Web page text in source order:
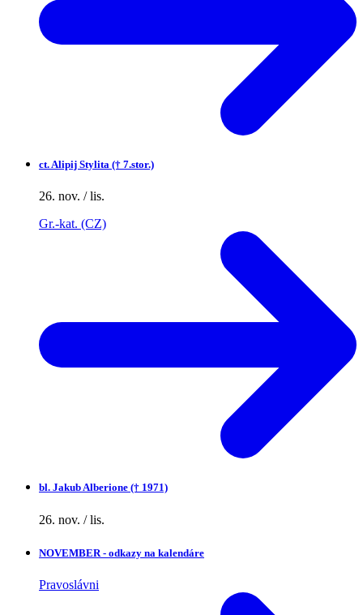
ct.Alipij Stylita († 7.stor.)
26. nov. / lis.
Gr.-kat. (CZ)
bl. Jakub Alberione († 1971)
26. nov. / lis.
NOVEMBER - odkazy na kalendáre
Pravoslávni